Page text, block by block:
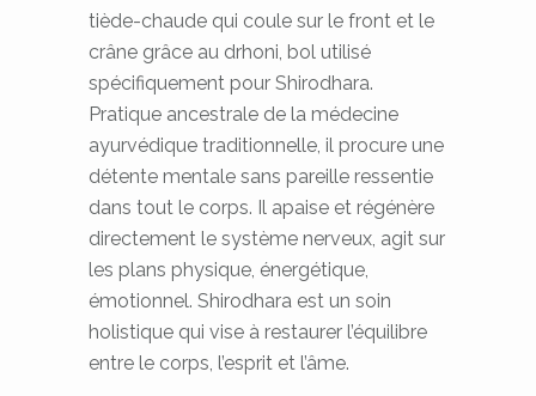
tiède-chaude qui coule sur le front et le
crâne grâce au drhoni, bol utilisé
spécifiquement pour Shirodhara.
Pratique ancestrale de la médecine
ayurvédique traditionnelle, il procure une
détente mentale sans pareille ressentie
dans tout le corps. Il apaise et régénère
directement le système nerveux, agit sur
les plans physique, énergétique,
émotionnel. Shirodhara est un soin
holistique qui vise à restaurer l’équilibre
entre le corps, l’esprit et l’âme.